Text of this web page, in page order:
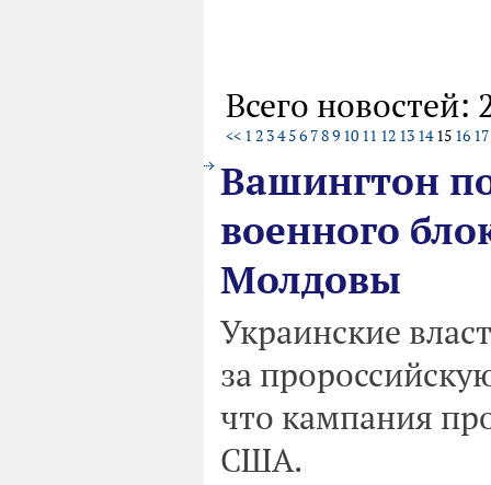
Всего новостей:
<< 1 2 34 56 789 10 11 12 13 1415 16 17
Вашингтон
военного
Молдовы
Украинские
за
что кампания
США.